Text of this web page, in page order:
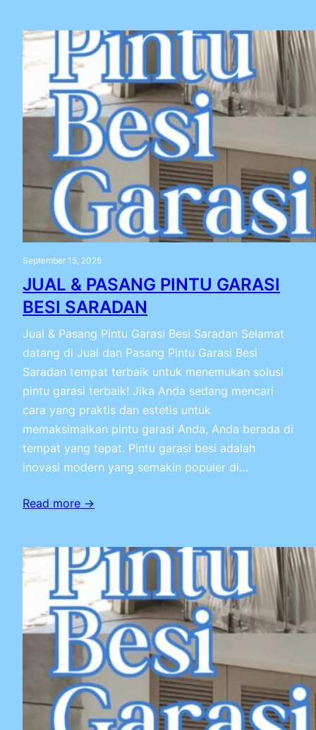
September 15, 2025
JUAL & PASANG PINTU GARASI
BESI SARADAN
Jual & Pasang Pintu Garasi Besi Saradan Selamat
datang di Jual dan Pasang Pintu Garasi Besi
Saradan tempat terbaik untuk menemukan solusi
pintu garasi terbaik! Jika Anda sedang mencari
cara yang praktis dan estetis untuk
memaksimalkan pintu garasi Anda, Anda berada di
tempat yang tepat. Pintu garasi besi adalah
inovasi modern yang semakin populer di…
Read more →